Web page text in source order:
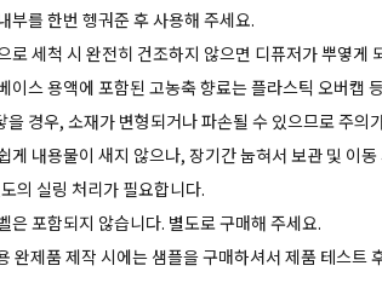
부를 한번 헹궈준 후 사용해 주세요.
로 세척 시 완전히 건조하지 않으면 디퓨저가 뿌옇게
이스 용액에 포함된 고농축 향료는 플라스틱 오버캡
을 경우, 소재가 변형되거나 파손될 수 있으므로 주의
게 내용물이 새지 않으나, 장기간 눕혀서 보관 및 이
의 실링 처리가 필요합니다.
은 포함되지 않습니다. 별도로 구매해 주세요.
완제품 제작 시에는 샘플을 구매하셔서 제품 테스트